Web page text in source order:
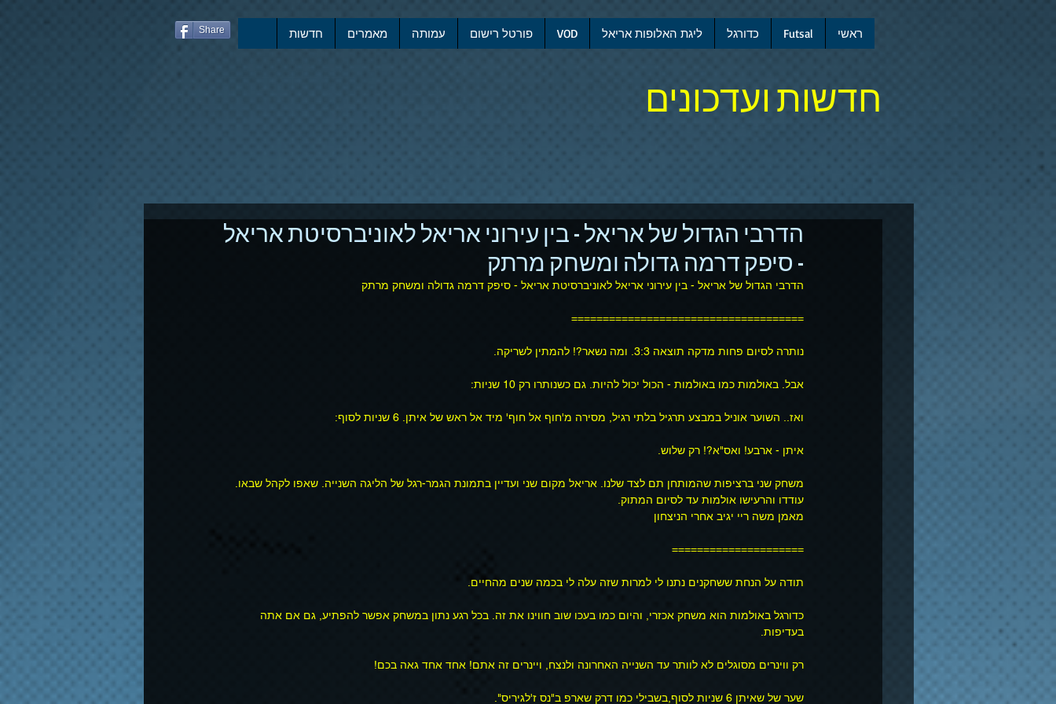
Share חדשות מאמרים עמותה פורטל רישום VOD ליגת האלופות אריאל כדורגל Futsal ראשי
חדשות ועדכונים
הדרבי הגדול של אריאל - בין עירוני אריאל לאוניברסיטת אריאל
- סיפק דרמה גדולה ומשחק מרתק
הדרבי הגדול של אריאל - בין עירוני אריאל לאוניברסיטת אריאל - סיפק דרמה גדולה ומשחק מרתק
=====================================
נותרה לסיום פחות מדקה תוצאה 3:3. ומה נשאר?! להמתין לשריקה.
אבל. באולמות כמו באולמות - הכול יכול להיות. גם כשנותרו רק 10 שניות:
ואז.. השוער אוניל במבצע תרגיל בלתי רגיל, מסירה מ'חוף אל חוף' מיד אל ראש של איתן. 6 שניות לסוף:
איתן - ארבע! ואס"א?! רק שלוש.
משחק שני ברציפות שהמותחן תם לצד שלנו. אריאל מקום שני ועדיין בתמונת הגמר-רגל של הליגה השנייה. שאפו לקהל שבאו.
עודדו והרעישו אולמות עד לסיום המתוק.
מאמן משה ריי יגיב אחרי הניצחון
=====================
תודה על הנחת ששחקנים נתנו לי למרות שזה עלה לי בכמה שנים מהחיים.
כדורגל באולמות הוא משחק אכזרי, והיום כמו בעכו שוב חווינו את זה. בכל רגע נתון במשחק אפשר להפתיע, גם אם אתה
בעדיפות.
רק ווינרים מסוגלים לא לוותר עד השנייה האחרונה ולנצח, ויינרים זה אתם! אחד אחד גאה בכם!
שער של שאיתן 6 שניות לסוף,בשבילי כמו דרק שארפ ב"נס ז'לגיריס".